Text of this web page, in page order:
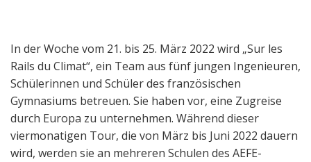
In der Woche vom 21. bis 25. März 2022 wird „Sur les
Rails du Climat“, ein Team aus fünf jungen Ingenieuren,
Schülerinnen und Schüler des französischen
Gymnasiums betreuen. Sie haben vor, eine Zugreise
durch Europa zu unternehmen. Während dieser
viermonatigen Tour, die von März bis Juni 2022 dauern
wird, werden sie an mehreren Schulen des AEFE-